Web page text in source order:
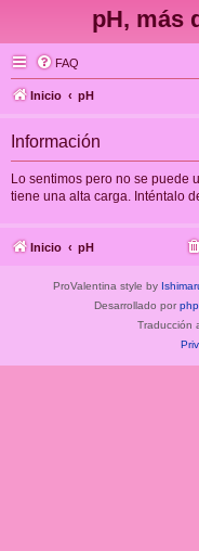
pH, más
FAQ
Inicio pH
Información
Lo sentimos pero no se puede
tiene una alta carga. Inténtalo
Inicio pH
ProValentina style by
Desarrollado por
Traducción